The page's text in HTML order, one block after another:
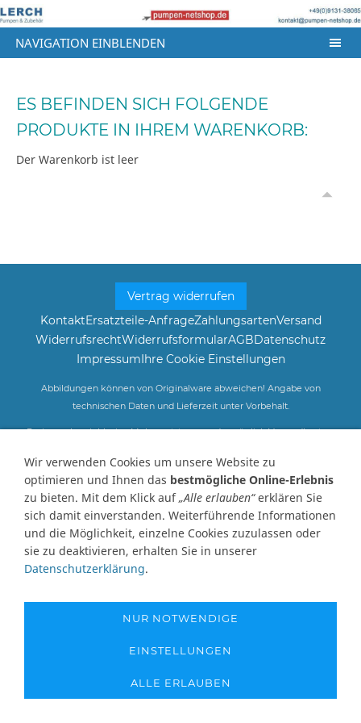
NAVIGATION EINBLENDEN
ES BEFINDEN SICH FOLGENDE
PRODUKTE IN IHREM WARENKORB:
Der Warenkorb ist leer
Vertrag widerrufen
KontaktErsatzteile-AnfrageZahlungsartenVersand
WiderrufsrechtWiderrufsformularAGBDatenschutz
ImpressumIhre Cookie Einstellungen
Abbildungen können von Originalware abweichen! Angabe von
technischen Daten und Lieferzeit unter Vorbehalt.
Preisangaben inklusive Mehrwertsteuer und zuzüglich Versandkosten,
Deutschland. Unsere Abbildungen können von der Originalware
abweichen!
Copyright © 1995-2026 - www.pumpen-netshop.de - Alle Rechte
vorbehalten
Wir verwenden Cookies um unsere Website zu
optimieren und Ihnen das bestmögliche Online-Erlebnis
zu bieten. Mit dem Klick auf„Alle erlauben“erklären Sie
sich damit einverstanden. Weiterführende Informationen
und die Möglichkeit, einzelne Cookies zuzulassen oder
sie zu deaktivieren, erhalten Sie in unserer
Datenschutzerklärung.
NUR NOTWENDIGE
EINSTELLUNGEN
ALLE ERLAUBEN